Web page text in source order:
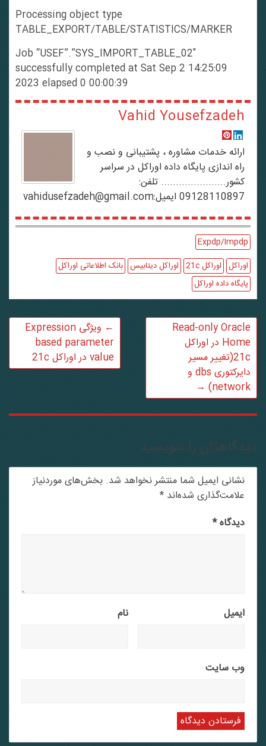
Processing object type
TABLE_EXPORT/TABLE/STATISTICS/MARKER
Job “USEF”.”SYS_IMPORT_TABLE_02″
successfully completed at Sat Sep 2 14:25:09
2023 elapsed 0 00:00:39
Vahid Yousefzadeh
ارائه خدمات مشاوره ، پشتیبانی و نصب و
راه اندازی پایگاه داده اوراکل در سراسر
کشور...................... تلفن:
09128110897 ایمیل:vahidusefzadeh@gmail.com
Expdp/Impdp
اوراکل اوراکل 21c اوراکل دیتابیس بانک اطلاعاتی اوراکل
پایگاه داده اوراکل
ویژگی Expression
based parameter
value در اوراکل 21c
Read-only Oracle
Home در اوراکل
21c(تغییر مسیر
دایرکتوری dbs و
network)
→
را بنویسید
نشانی ایمیل شما منتشر نخواهد شد. بخش‌های موردنیاز
علامت‌گذاری شده‌اند*
دیدگاه*
ایمیل
وب‌ سایت